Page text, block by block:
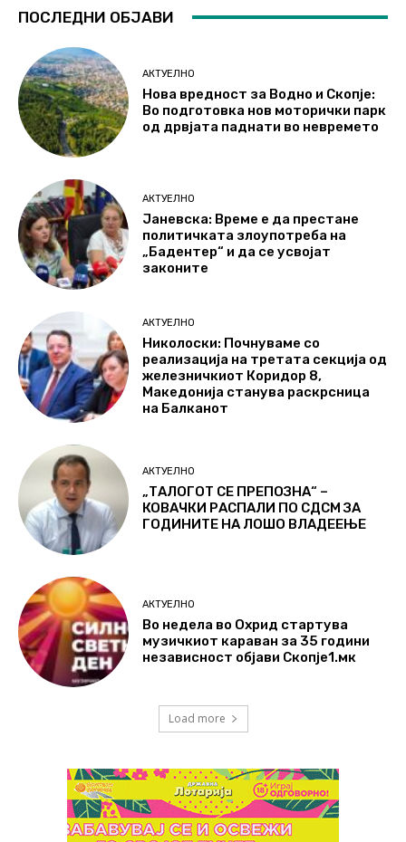
ПОСЛЕДНИ ОБЈАВИ
АКТУЕЛНО
Нова вредност за Водно и Скопје:
Во подготовка нов моторички парк
од дрвјата паднати во невремето
АКТУЕЛНО
Јаневска: Време е да престане
политичката злоупотреба на
„Бадентер“ и да се усвојат
законите
АКТУЕЛНО
Николоски: Почнуваме со
реализација на третата секција од
железничкиот Коридор 8,
Македонија станува раскрсница
на Балканот
АКТУЕЛНО
„ТАЛОГОТ СЕ ПРЕПОЗНА“ –
КОВАЧКИ РАСПАЛИ ПО СДСМ ЗА
ГОДИНИТЕ НА ЛОШО ВЛАДЕЕЊЕ
АКТУЕЛНО
Во недела во Охрид стартува
музичкиот караван за 35 години
независност објави Скопје1.мк
Load more